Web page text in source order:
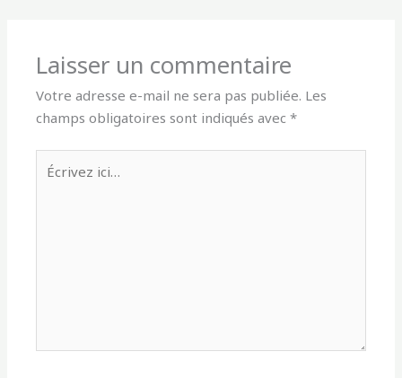
Laisser un commentaire
Votre adresse e-mail ne sera pas publiée. Les
champs obligatoires sont indiqués avec*
ici…